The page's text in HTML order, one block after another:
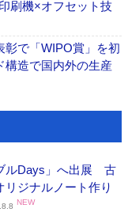
刷機×オフセット技
で「WIPO賞」を初
造で国内外の生産
ルDays」へ出展 古
ジナルノート作り
NEW